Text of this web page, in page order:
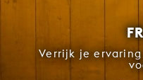
Verrijk je